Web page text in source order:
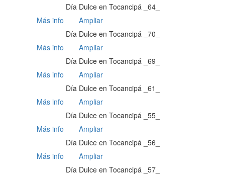
Día Dulce en Tocancipá _64_
Más info
Ampliar
Día Dulce en Tocancipá _70_
Más info
Ampliar
Día Dulce en Tocancipá _69_
Más info
Ampliar
Día Dulce en Tocancipá _61_
Más info
Ampliar
Día Dulce en Tocancipá _55_
Más info
Ampliar
Día Dulce en Tocancipá _56_
Más info
Ampliar
Día Dulce en Tocancipá _57_